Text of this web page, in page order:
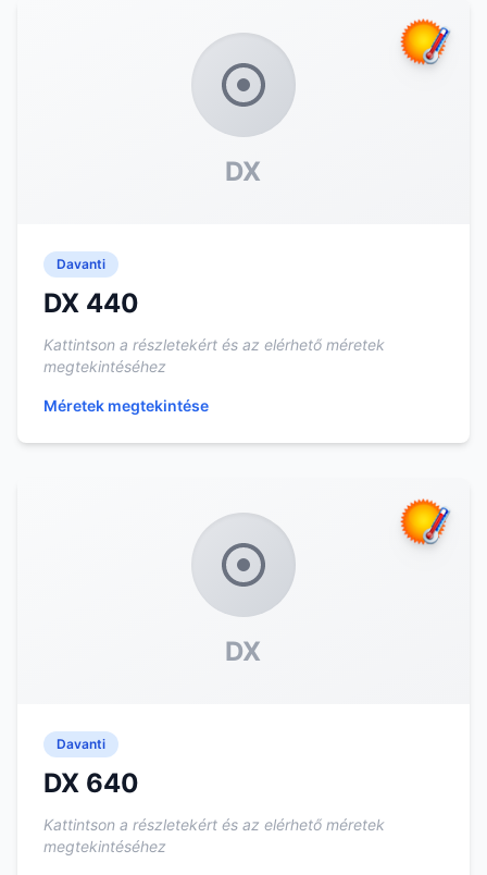
DX
Davanti
DX 440
Kattintson a részletekért és az elérhető méretek
megtekintéséhez
Méretek megtekintése
DX
Davanti
DX 640
Kattintson a részletekért és az elérhető méretek
megtekintéséhez